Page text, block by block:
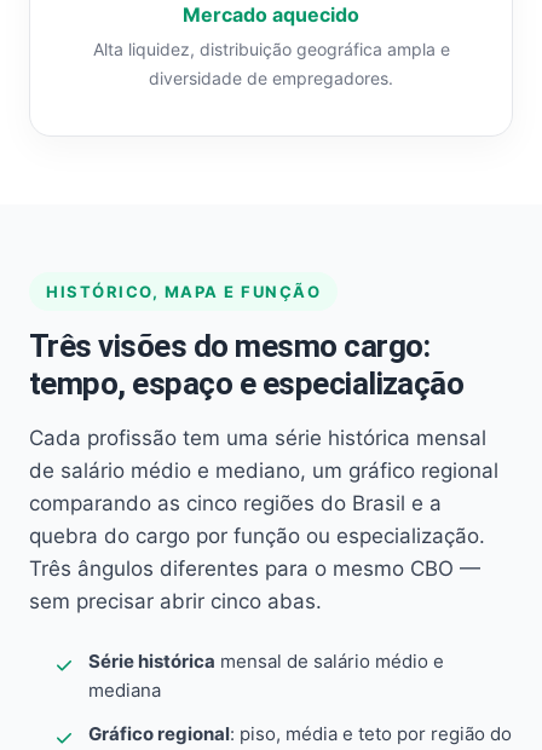
Mercado aquecido
Alta liquidez, distribuição geográfica ampla e
diversidade de empregadores.
HISTÓRICO, MAPA E FUNÇÃO
Três visões do mesmo cargo:
tempo, espaço e especialização
Cada profissão tem uma série histórica mensal
de salário médio e mediano, um gráfico regional
comparando as cinco regiões do Brasil e a
quebra do cargo por função ou especialização.
Três ângulos diferentes para o mesmo CBO —
sem precisar abrir cinco abas.
Série histórica mensal de salário médio e
mediana
Gráfico regional: piso, média e teto por região do